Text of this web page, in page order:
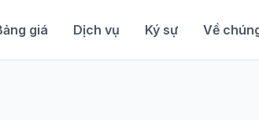
giá Dịch vụ Ký sự Về